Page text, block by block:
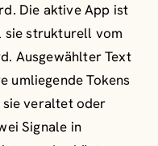
Die aktive App ist
sie strukturell vom
Ausgewählter Text
umliegende Tokens
sie veraltet oder
Signale in